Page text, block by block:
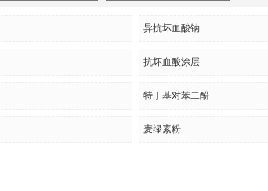
异抗坏血酸钠
抗坏血酸涂层
特丁基对苯二酚
麦绿素粉